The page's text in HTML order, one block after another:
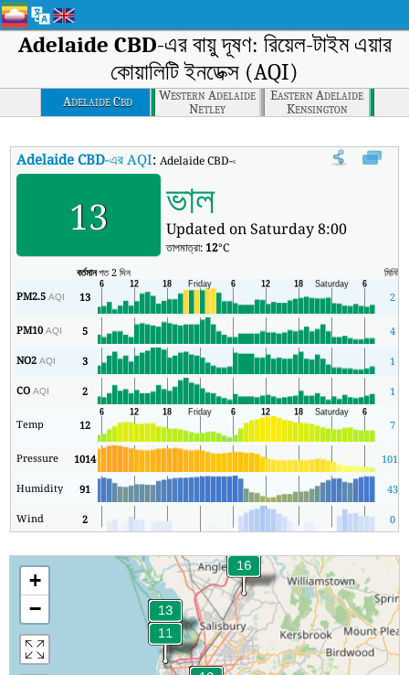
Adelaide CBD-এর বায়ু দূষণ: রিয়েল-টাইম এয়ার
কোয়ালিটি ইনডেক্স (AQI)
Adelaide Cbd
Western Adelaide
Netley
Eastern Adelaide
Kensington
Adelaide CBD-এর AQI:Adelaide CBD-এর রিয়েল-টাইম এয়ার কোয়ালিটি ইনডেক্স (AQI)।
13 ভাল
Updated on Saturday 8:00
তাপমাত্রা: 12°C
বর্তমানগত 2 দিন মিনিট
PM2.5AQI 13 2
PM10AQI 5 4
NO2AQI 3 1
COAQI 2 1
Temp 12 7
Pressure 1014 1014
Humidity 91 43
Wind 2 0
+
−